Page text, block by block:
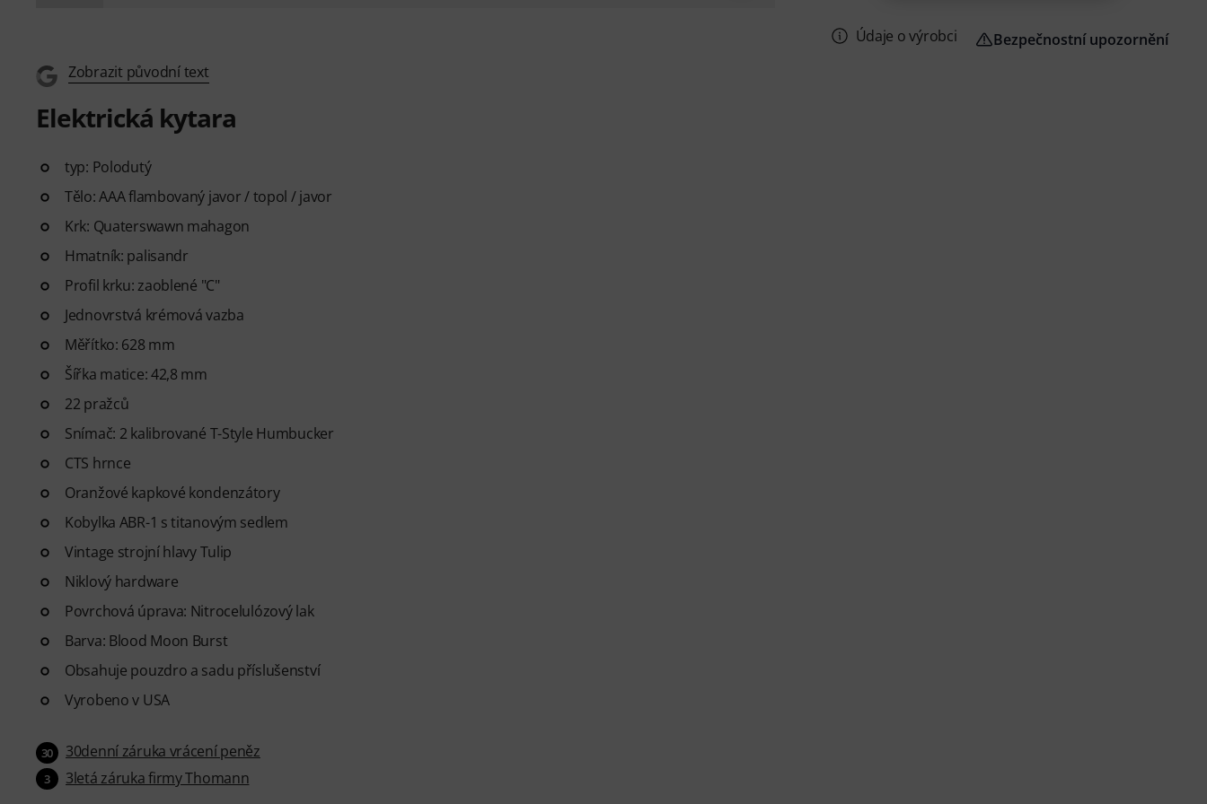
Zobrazit původní text
Elektrická kytara
typ: Polodutý
Tělo: AAA flambovaný javor / topol / javor
Krk: Quaterswawn mahagon
Hmatník: palisandr
Profil krku: zaoblené "C"
Jednovrstvá krémová vazba
Měřítko: 628 mm
Šířka matice: 42,8 mm
22 pražců
Snímač: 2 kalibrované T-Style Humbucker
CTS hrnce
Oranžové kapkové kondenzátory
Kobylka ABR-1 s titanovým sedlem
Vintage strojní hlavy Tulip
Niklový hardware
Povrchová úprava: Nitrocelulózový lak
Barva: Blood Moon Burst
Obsahuje pouzdro a sadu příslušenství
Vyrobeno v USA
30 30denní záruka vrácení peněz
3 3letá záruka firmy Thomann
Údaje o výrobci Bezpečnostní upozornění